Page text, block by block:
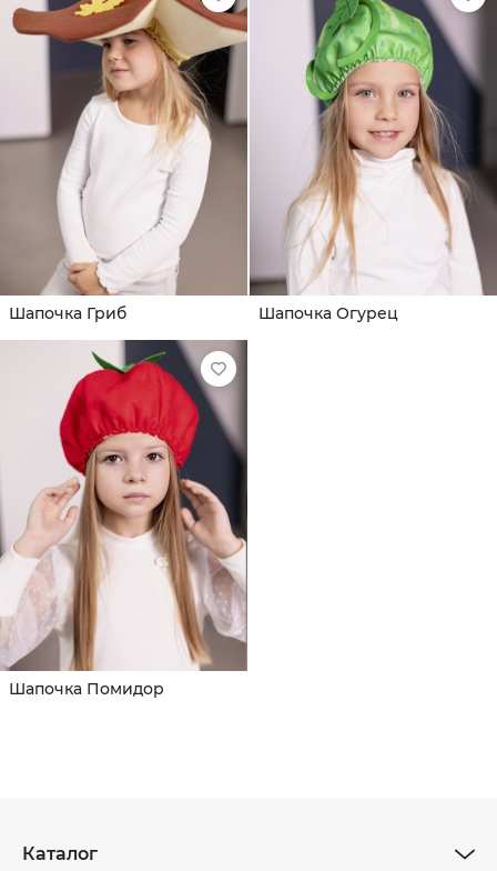
Шапочка Гриб Шапочка Огурец
Шапочка Помидор
Каталог